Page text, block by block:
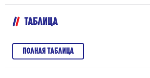
ТАБЛИЦА
ПОЛНАЯ ТАБЛИЦА